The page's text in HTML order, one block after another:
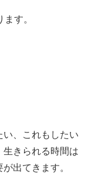
す。
、これもしたい
生きられる時間は
出てきます。